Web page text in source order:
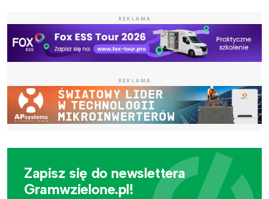
REKLAMA
REKLAMA
Zapisz się do newslettera
Gramwzielone.pl!